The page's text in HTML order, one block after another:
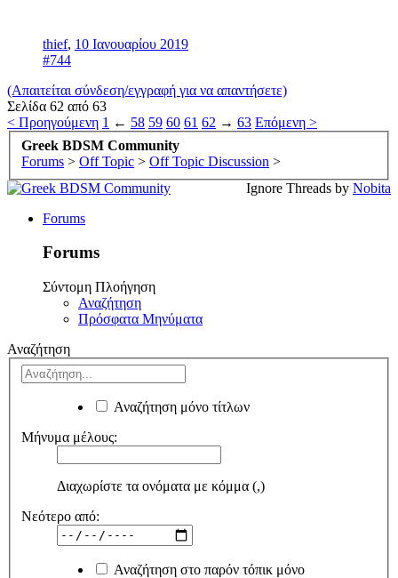
thief, 10 Ιανουαρίου 2019
#744
(Απαιτείται σύνδεση/εγγραφή για να απαντήσετε)
Σελίδα 62 από 63
< Προηγούμενη 1 ← 58 59 60 61 62 → 63 Επόμενη >
Greek BDSM Community
Forums > Off Topic > Off Topic Discussion >
Ignore Threads by Nobita
Forums
Forums
Σύντομη Πλοήγηση
Αναζήτηση
Πρόσφατα Μηνύματα
Αναζήτηση
Αναζήτηση μόνο τίτλων
Μήνυμα μέλους:
Διαχωρίστε τα ονόματα με κόμμα (,)
Νεότερο από:
Αναζήτηση στο παρόν τόπικ μόνο